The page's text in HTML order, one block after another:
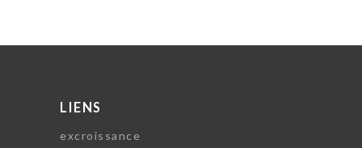
LIENS
excroissance